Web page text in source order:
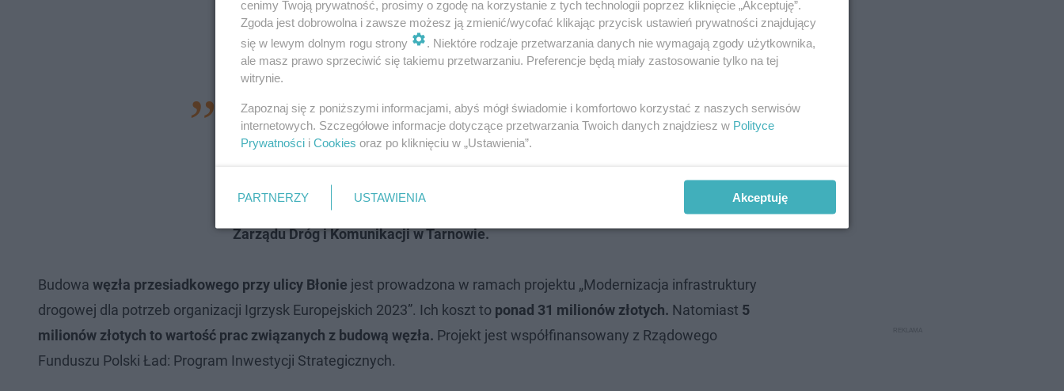
— Na węźle będą jezdnie manewrowe i trzy wiaty przystankowe,
wśród nich jedna zielona. Z myślą o właścicielach jednośladów,
też miejsce do ładowania samochodów elektrycznych, a także
infrastruktura sanitarna
Zarządu Dróg i Komunikacji w Tarnowie.
Budowa węzła przesiadkowego przy ulicy Błonie jest prowadzona w ramach projektu „Modernizacja infrastruktury
drogowej dla potrzeb organizacji Igrzysk Europejskich 2023”. Ich koszt to ponad 31 milionów złotych. Natomiast 5
milionów złotych to wartość prac związanych z budową węzła. Projekt jest współfinansowany z Rządowego
Funduszu Polski Ład: Program Inwestycji Strategicznych.
cenimy Twoją prywatność, prosimy o zgodę na korzystanie z tych technologii poprzez kliknięcie „Akceptuję”.
Zgoda jest dobrowolna i zawsze możesz ją zmienić/wycofać klikając przycisk ustawień prywatności znajdujący
się w lewym dolnym rogu strony
. Niektóre rodzaje przetwarzania danych nie wymagają zgody użytkownika,
ale masz prawo sprzeciwić się takiemu przetwarzaniu. Preferencje będą miały zastosowanie tylko na tej
witrynie.
Zapoznaj się z poniższymi informacjami, abyś mógł świadomie i komfortowo korzystać z naszych serwisów
internetowych. Szczegółowe informacje dotyczące przetwarzania Twoich danych znajdziesz w Polityce
Prywatności i Cookies oraz po kliknięciu w „Ustawienia”.
PARTNERZY USTAWIENIA Akceptuję